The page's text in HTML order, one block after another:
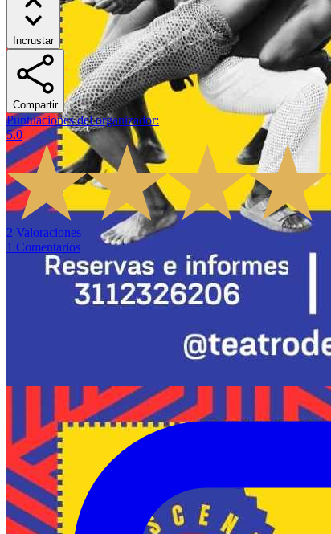
Incrustar
Compartir
Puntuaciones del organizador:
5.0
2 Valoraciones
1 Comentarios